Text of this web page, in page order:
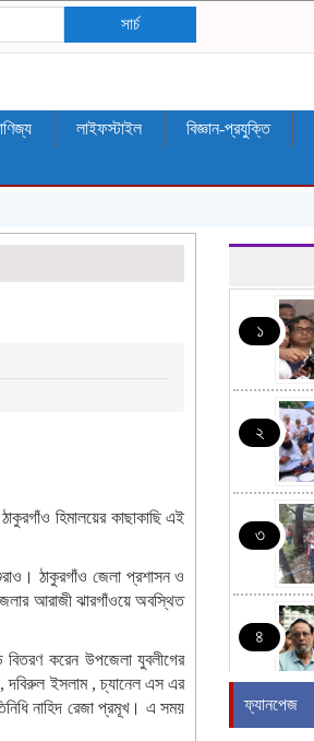
সার্চ
লাইফস্টাইল বিজ্ঞান-প্রযুক্তি
হিমালয়ের কাছাকাছি এই
ঠাকুরগাঁও জেলা প্রশাসন ও
আরাজী ঝারগাঁওয়ে অবস্থিত
করেন উপজেলা যুবলীগের
দবিরুল ইসলাম , চ্যানেল এস এর
নাহিদ রেজা প্রমূখ। এ সময়
১
২
৩
৪
ফ্যানপেজ